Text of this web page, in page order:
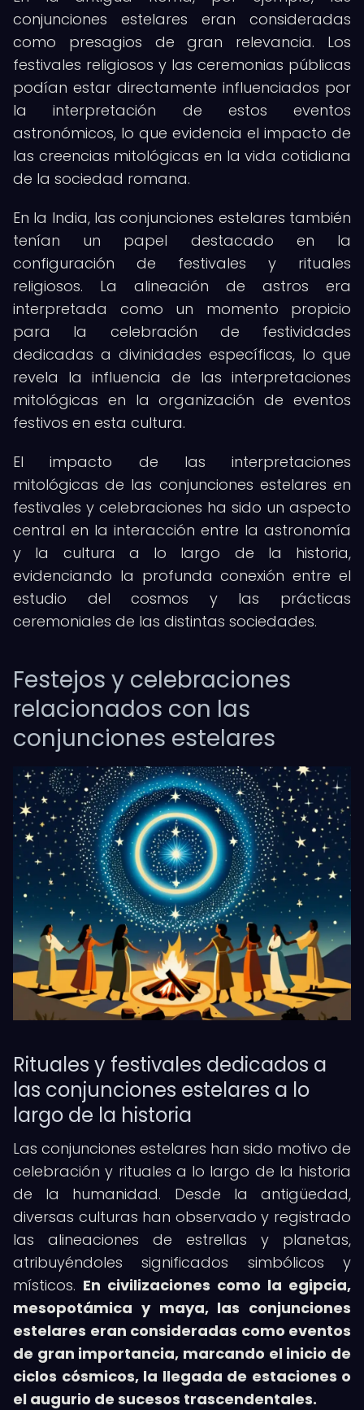
conjunciones estelares eran consideradas
como presagios de gran relevancia. Los
festivales religiosos y las ceremonias públicas
podían estar directamente influenciados por
la interpretación de estos eventos
astronómicos, lo que evidencia el impacto de
las creencias mitológicas en la vida cotidiana
de la sociedad romana.
En la India, las conjunciones estelares también
tenían un papel destacado en la
configuración de festivales y rituales
religiosos. La alineación de astros era
interpretada como un momento propicio
para la celebración de festividades
dedicadas a divinidades específicas, lo que
revela la influencia de las interpretaciones
mitológicas en la organización de eventos
festivos en esta cultura.
El impacto de las interpretaciones
mitológicas de las conjunciones estelares en
festivales y celebraciones ha sido un aspecto
central en la interacción entre la astronomía
y la cultura a lo largo de la historia,
evidenciando la profunda conexión entre el
estudio del cosmos y las prácticas
ceremoniales de las distintas sociedades.
Festejos y celebraciones
relacionados con las
conjunciones estelares
Rituales y festivales dedicados a
las conjunciones estelares a lo
largo de la historia
Las conjunciones estelares han sido motivo de
celebración y rituales a lo largo de la historia
de la humanidad. Desde la antigüedad,
diversas culturas han observado y registrado
las alineaciones de estrellas y planetas,
atribuyéndoles significados simbólicos y
místicos. En civilizaciones como la egipcia,
mesopotámica y maya, las conjunciones
estelares eran consideradas como eventos
de gran importancia, marcando el inicio de
ciclos cósmicos, la llegada de estaciones o
el augurio de sucesos trascendentales.